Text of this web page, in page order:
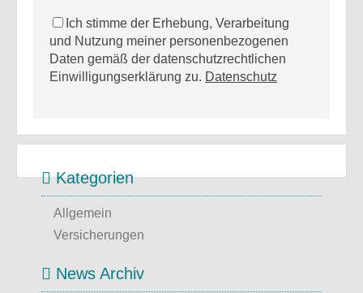
Ich stimme der Erhebung, Verarbeitung
und Nutzung meiner personenbezogenen
Daten gemäß der datenschutzrechtlichen
Einwilligungserklärung zu. Datenschutz
Kategorien
Allgemein
Versicherungen
News Archiv